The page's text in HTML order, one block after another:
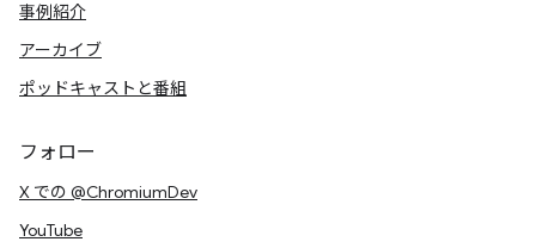
事例紹介
アーカイブ
ポッドキャストと番組
フォロー
X での @ChromiumDev
YouTube